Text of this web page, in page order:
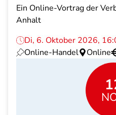
Ein Online-Vortrag der
Anhalt
Di, 6. Oktober 2026,
Online-Handel
Online